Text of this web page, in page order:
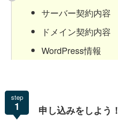
サーバー契約内容
ドメイン契約内容
WordPress情報
step
1 申し込みをしよう！